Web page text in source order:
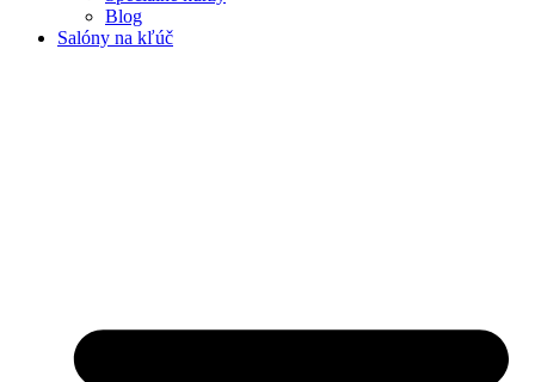
Blog
Salóny na kľúč